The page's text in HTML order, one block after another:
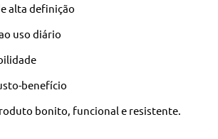
alta definição
uso diário
benefício
bonito, funcional e resistente.